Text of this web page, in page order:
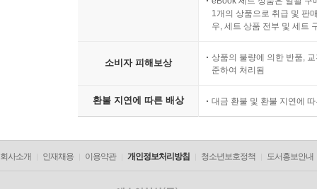
1개의 상품으로 취급 및 판
우, 세트 상품 전부 및 세트
소비자 피해보상
상품의 불량에 의한 반품,
준하여 처리됨
환불 지연에 따른 배상 대금 환불 및 환불 지연에
회사소개 인재채용 이용약관 개인정보처리방침 청소년보호정책 도서홍보안내